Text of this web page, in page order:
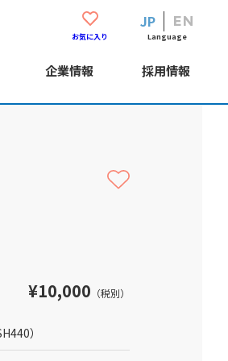
お気に入り
EN
JP
Language
企業情報 採用情報
¥10,000 （税別）
）